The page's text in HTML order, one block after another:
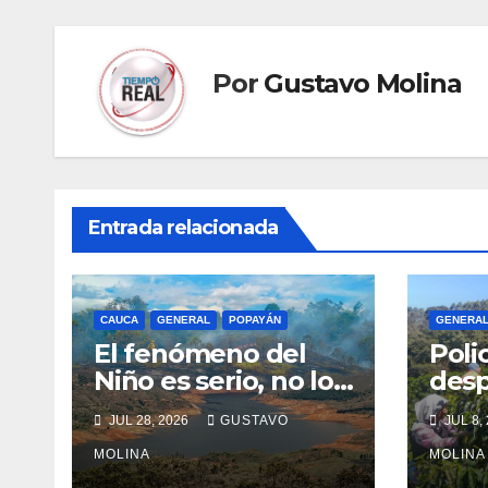
Por Gustavo Molina
Entrada relacionada
CAUCA GENERAL POPAYÁN
El fenómeno del
Niño es serio, no lo
tome a juego
JUL 28, 2026 GUSTAVO
MOLINA
GENERAL
JUL 8,
MOLINA